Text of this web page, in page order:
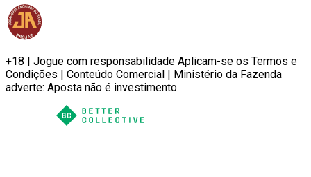
+18 | Jogue com responsabilidade Aplicam-se os Termos e
Condições | Conteúdo Comercial | Ministério da Fazenda
adverte: Aposta não é investimento.